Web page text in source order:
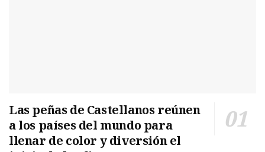
Las peñas de Castellanos reúnen
a los países del mundo para
llenar de color y diversión el